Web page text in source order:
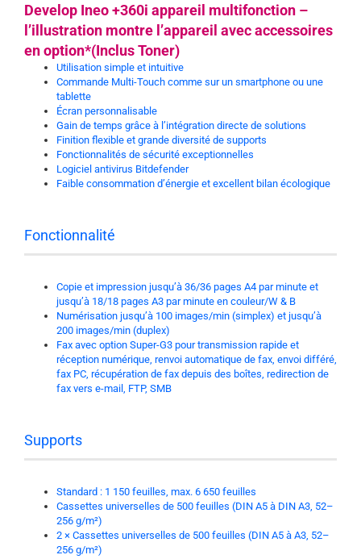
Develop Ineo +360i appareil multifonction –
l’illustration montre l’appareil avec accessoires
en option*(Inclus Toner)
Utilisation simple et intuitive
Commande Multi-Touch comme sur un smartphone ou une
tablette
Écran personnalisable
Gain de temps grâce à l’intégration directe de solutions
Finition flexible et grande diversité de supports
Fonctionnalités de sécurité exceptionnelles
Logiciel antivirus Bitdefender
Faible consommation d’énergie et excellent bilan écologique
Fonctionnalité
Copie et impression jusqu’à 36/36 pages A4 par minute et
jusqu’à 18/18 pages A3 par minute en couleur/W & B
Numérisation jusqu’à 100 images/min (simplex) et jusqu’à
200 images/min (duplex)
Fax avec option Super-G3 pour transmission rapide et
réception numérique, renvoi automatique de fax, envoi différé,
fax PC, récupération de fax depuis des boîtes, redirection de
fax vers e-mail, FTP, SMB
Supports
Standard : 1 150 feuilles, max. 6 650 feuilles
Cassettes universelles de 500 feuilles (DIN A5 à DIN A3, 52–
256 g/m²)
2 × Cassettes universelles de 500 feuilles (DIN A5 à A3, 52–
256 g/m²)